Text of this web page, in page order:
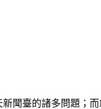
聞臺的諸多問題；